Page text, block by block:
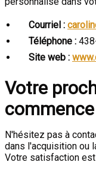
Courriel :
Téléphone :
Site web :
Votre
N'hésitez pas à
dans l'acquisition ou
Votre satisfaction